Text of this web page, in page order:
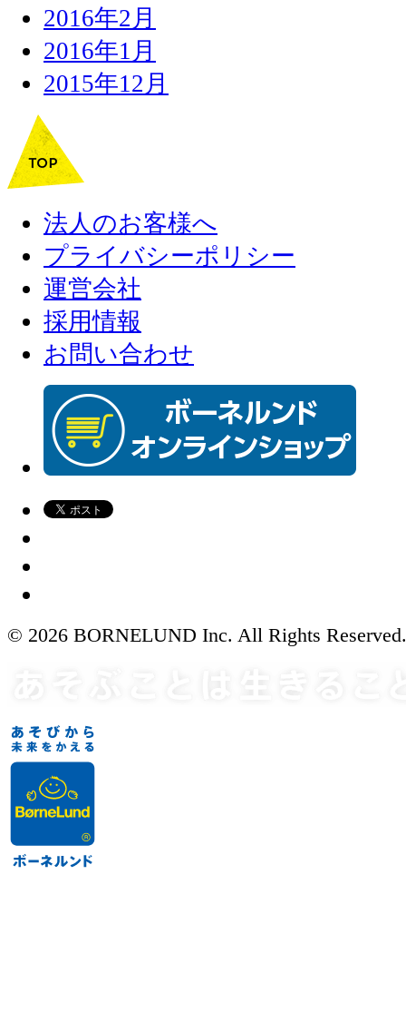
2016年2月
2016年1月
2015年12月
法人のお客様へ
プライバシーポリシー
運営会社
採用情報
お問い合わせ
© 2026 BORNELUND Inc. All Rights Reserved.